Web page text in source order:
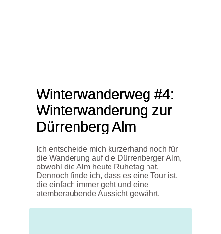
Winterwanderweg #4:
Winterwanderung zur
Dürrenberg Alm
Ich entscheide mich kurzerhand noch für
die Wanderung auf die Dürrenberger Alm,
obwohl die Alm heute Ruhetag hat.
Dennoch finde ich, dass es eine Tour ist,
die einfach immer gehtund eine
atemberaubende Aussicht gewährt.